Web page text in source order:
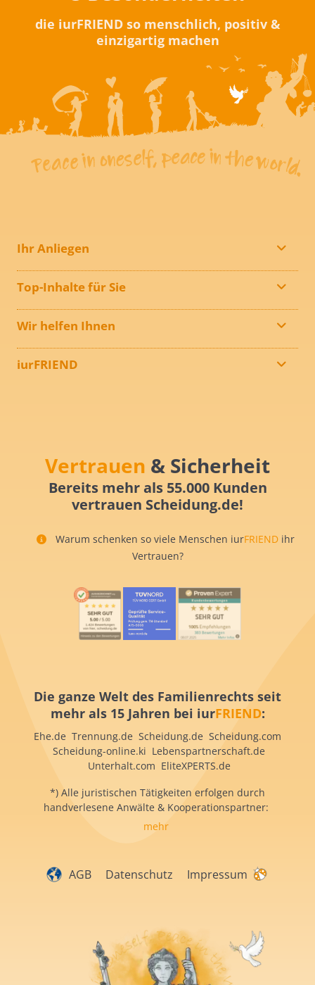
die iurFRIEND so menschlich, positiv &
einzigartig machen
Ihr Anliegen
Top-Inhalte für Sie
Wir helfen Ihnen
iurFRIEND
Vertrauen & Sicherheit
Bereits mehr als 55.000 Kunden
vertrauen Scheidung.de!
Warum schenken so viele Menschen iurFRIEND ihr
Vertrauen?
Die ganze Welt des Familienrechts seit
mehr als 15 Jahren bei iurFRIEND:
Ehe.de Trennung.de Scheidung.de Scheidung.com
Scheidung-online.ki Lebenspartnerschaft.de
Unterhalt.com EliteXPERTS.de
*) Alle juristischen Tätigkeiten erfolgen durch
handverlesene Anwälte & Kooperationspartner:
mehr
AGB Datenschutz Impressum